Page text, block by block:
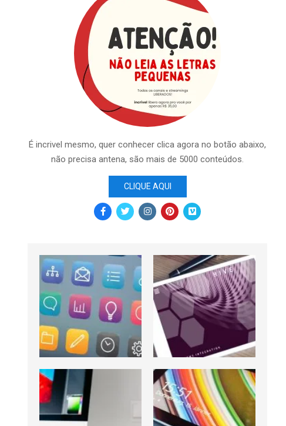
É incrivel mesmo, quer conhecer clica agora no botão abaixo,
não precisa antena, são mais de 5000 conteúdos.
CLIQUE AQUI